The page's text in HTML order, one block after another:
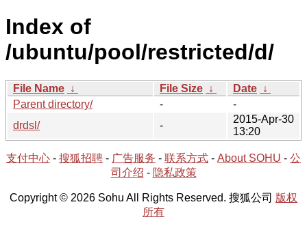
Index of
/ubuntu/pool/restricted/d/
File Name ↓ File Size ↓ Date ↓
Parent directory/
-
-
drdsl/
-
2015-Apr-30
13:20
支付中心 - 搜狐招聘 - 广告服务 - 联系方式 - About SOHU - 公
司介绍 - 隐私政策
Copyright © 2026 Sohu All Rights Reserved. 搜狐公司 版权
所有